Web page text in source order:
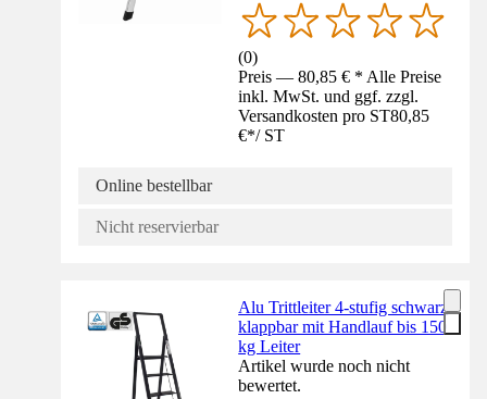
(0)
Preis — 80,85 € * Alle Preise
inkl. MwSt. und ggf. zzgl.
Versandkosten pro ST80,85
€*/ ST
Online bestellbar
Nicht reservierbar
Alu Trittleiter 4-stufig schwarz
klappbar mit Handlauf bis 150
kg Leiter
Artikel wurde noch nicht
bewertet.